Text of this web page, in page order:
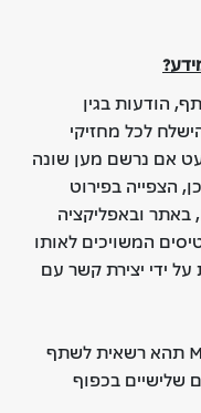
?
הודעות בגין
לכל מחזיקי
אם נרשם מען שונה
הצפייה בפירוט
החיובים בנכסים הדיגיטליים של MAX, באתר ובאפליקציה
המשויכים לאותו
ידי יצירת קשר עם
מבלי לגרוע מכלליות האמור לעיל, MAX תהא רשאית לשתף
שלישיים בכפוף